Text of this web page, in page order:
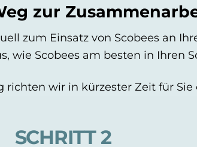
zur
zum Einsatz von Scobees an
wie Scobees am besten in Ihren
richten wir in kürzester Zeit für Sie
SCHRITT 2